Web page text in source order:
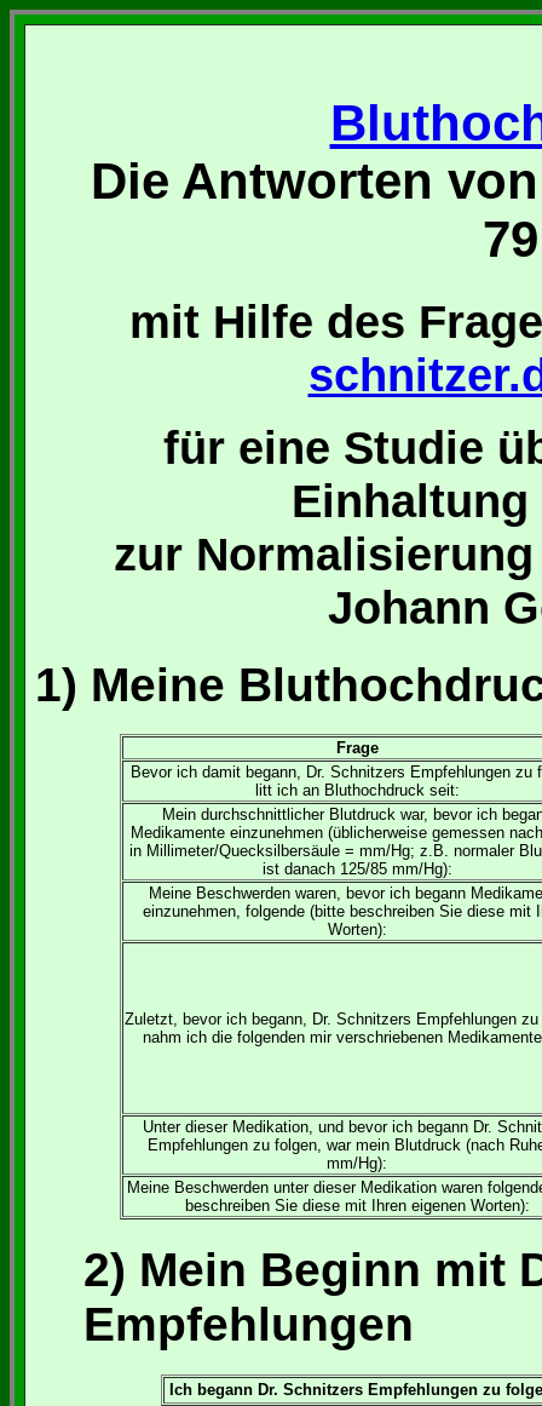
Die Antworten
mit Hilfe des
für eine Studie
Einhaltung
zur
Johann
1) Meine
Frage
Bevor ich damit begann, Dr. Schnitzers Empfehlungen zu
litt ich an Bluthochdruck seit:
Mein durchschnittlicher Blutdruck war, bevor ich
Medikamente einzunehmen (üblicherweise gemessen
in Millimeter/Quecksilbersäule = mm/Hg; z.B. normaler
ist danach 125/85 mm/Hg):
Meine Beschwerden waren, bevor ich begann
einzunehmen, folgende (bitte beschreiben Sie diese mit
Worten):
Zuletzt, bevor ich begann, Dr. Schnitzers Empfehlungen zu
nahm ich die folgenden mir verschriebenen
Unter dieser Medikation, und bevor ich begann Dr.
Empfehlungen zu folgen, war mein Blutdruck (nach
mm/Hg):
Meine Beschwerden unter dieser Medikation waren
beschreiben Sie diese mit Ihren eigenen Worten):
2) Mein Beginn mit
Empfehlungen
Ich begann Dr. Schnitzers Empfehlungen zu